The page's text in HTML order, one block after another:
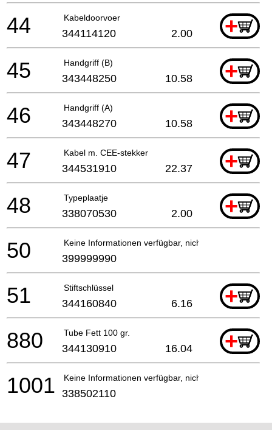
Kabeldoorvoer +
44 344114120 2.00
Handgriff (B) +
45 343448250 10.58
Handgriff (A) +
46 343448270 10.58
Kabel m. CEE-stekker +
47 344531910 22.37
Typeplaatje +
48 338070530 2.00
Keine Informationen verfügbar, nicht bestellbar
50 399999990
Stiftschlüssel +
51 344160840 6.16
Tube Fett 100 gr. +
880 344130910 16.04
Keine Informationen verfügbar, nicht bestellbar
1001 338502110